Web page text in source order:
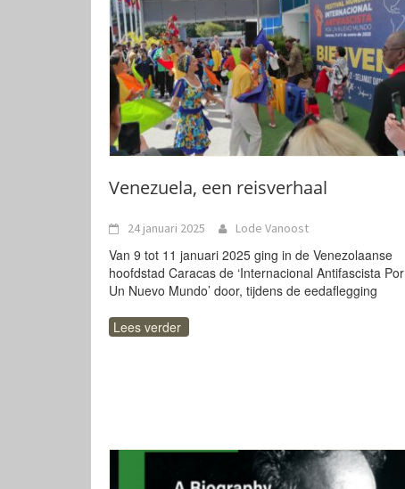
Venezuela, een reisverhaal
24 januari 2025 Lode Vanoost
Van 9 tot 11 januari 2025 ging in de Venezolaanse
hoofdstad Caracas de ‘Internacional Antifascista Por
Un Nuevo Mundo’ door, tijdens de eedaflegging
Lees verder